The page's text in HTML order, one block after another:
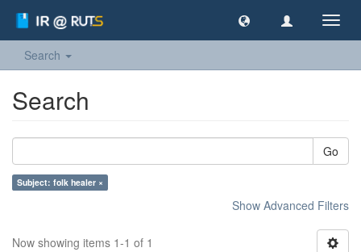
Search
Search
Go
Subject: folk healer ×
Show Advanced Filters
Now showing items 1-1 of 1